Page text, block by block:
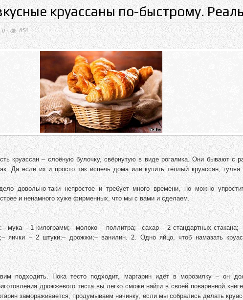
круассаны по-быстрому.
0 858
круассан – слоёную булочку, свёрнутую в виде рогалика. Они бывают с
Да если их и просто так испечь дома или купить тёплый круассан,
довольно-таки непростое и требует много времени, но можно
и ненамного хуже фирменных, что мы с вами и сделаем.
мука – 1 килограмм;– молоко – поллитра;– сахар – 2 стандартных стакана;–
яички – 2 штуки;– дрожжи;– ванилин. 2. Одно яйцо, чтоб намазать
подходить. Пока тесто подходит, маргарин идёт в морозилку – он
дрожжевого теста вы легко сможе найти в своей поваренной
замораживается, продумываем начинку, если мы собрались делать